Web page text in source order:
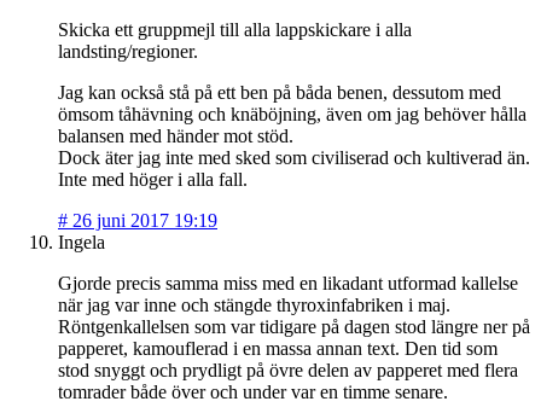
Skicka ett gruppmejl till alla lappskickare i alla
landsting/regioner.
Jag kan också stå på ett ben på båda benen, dessutom med
ömsom tåhävning och knäböjning, även om jag behöver hålla
balansen med händer mot stöd.
Dock äter jag inte med sked som civiliserad och kultiverad än.
Inte med höger i alla fall.
# 26 juni 2017 19:19
Ingela
Gjorde precis samma miss med en likadant utformad kallelse
när jag var inne och stängde thyroxinfabriken i maj.
Röntgenkallelsen som var tidigare på dagen stod längre ner på
papperet, kamouflerad i en massa annan text. Den tid som
stod snyggt och prydligt på övre delen av papperet med flera
tomrader både över och under var en timme senare.